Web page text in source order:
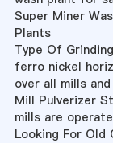
Super Miner
Plants
Type Of
ferro nickel
over all mills
Mill Pulverizer
mills are
Looking For Old